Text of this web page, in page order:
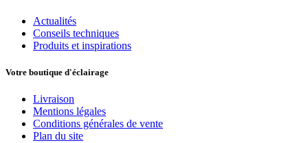
Actualités
Conseils techniques
Produits et inspirations
Votre boutique d'éclairage
Livraison
Mentions légales
Conditions générales de vente
Plan du site